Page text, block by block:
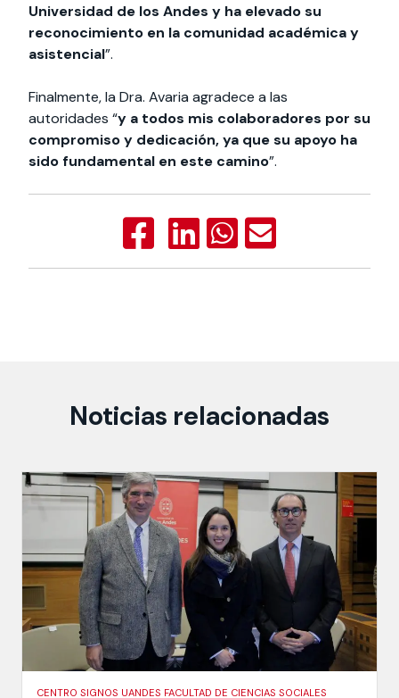
Universidad de los Andes y ha elevado su
reconocimiento en la comunidad académica y
asistencial”.
Finalmente, la Dra. Avaria agradece a las
autoridades “y a todos mis colaboradores por su
compromiso y dedicación, ya que su apoyo ha
sido fundamental en este camino”.
Noticias relacionadas
CENTRO SIGNOS UANDES FACULTAD DE CIENCIAS SOCIALES